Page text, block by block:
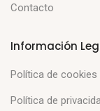
Contacto
Información
Política de cookies
Política de